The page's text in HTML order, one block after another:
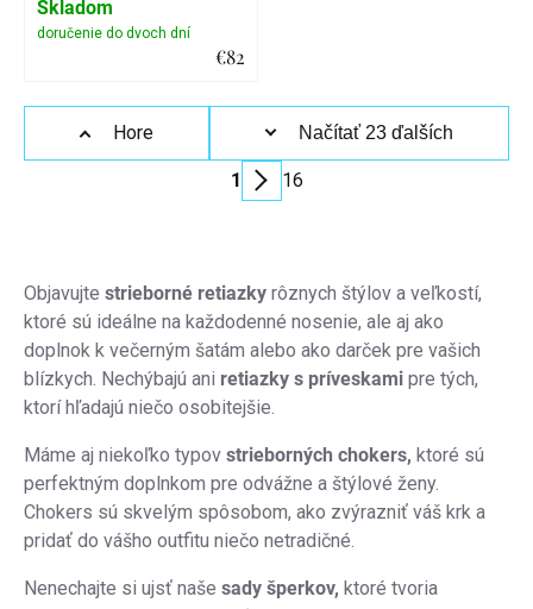
€82
Detail
Skladom
Ovládacie
prvky
Načítať 23 ďalších
Stránkovanie
1 16
Hore
Objavujte strieborné retiazky rôznych štýlov a veľkostí,
ktoré sú ideálne na každodenné nosenie, ale aj ako
doplnok k večerným šatám alebo ako darček pre vašich
blízkych. Nechýbajú ani retiazky s príveskami pre tých,
ktorí hľadajú niečo osobitejšie.
Máme aj niekoľko typov strieborných chokers, ktoré sú
perfektným doplnkom pre odvážne a štýlové ženy.
Chokers sú skvelým spôsobom, ako zvýrazniť váš krk a
pridať do vášho outfitu niečo netradičné.
Nenechajte si ujsť naše sady šperkov, ktoré tvoria